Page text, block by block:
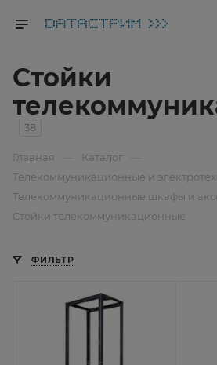
Стойки
38
Главная Каталог
Телекоммуникационные и
Телекоммуникационные шкафы и
Стойки телекоммуникационные
ФИЛЬТР